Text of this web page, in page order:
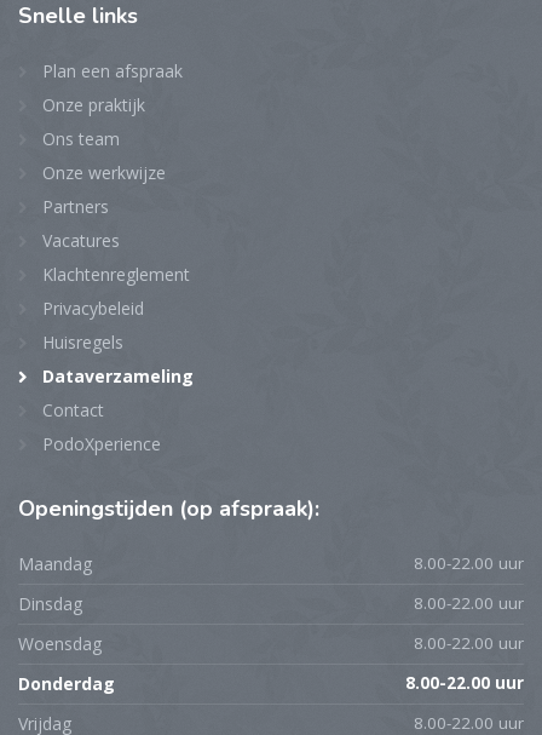
Snelle links
Plan een afspraak
Onze praktijk
Ons team
Onze werkwijze
Partners
Vacatures
Klachtenreglement
Privacybeleid
Huisregels
Dataverzameling
Contact
PodoXperience
Openingstijden (op afspraak):
Maandag 8.00-22.00 uur
Dinsdag 8.00-22.00 uur
Woensdag 8.00-22.00 uur
Donderdag 8.00-22.00 uur
Vrijdag 8.00-22.00 uur